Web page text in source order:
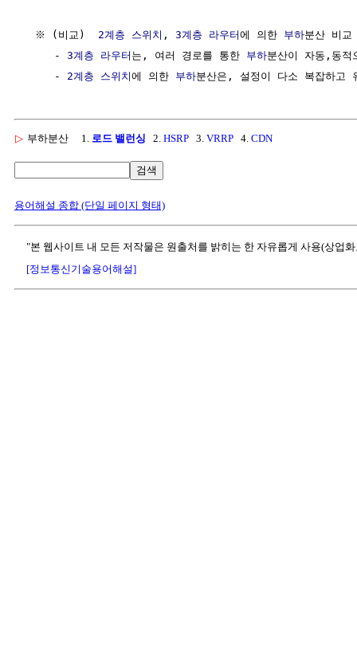
  ※ (비교)
2계층 스위치 , 3계층 라우터에 의한 부하분산 비교
     -
3계층 라우터 는, 여러 경로를 통한 부하분산이 자동,동적
     -
2계층 스위치에 의한 부하
▷ 부하분산 1. 로드 밸런싱 2. HSRP 3. VRRP 4. CDN
검색
용어해설 종합 (단일 페이지 형태)
"본 웹사이트 내 모든 저작물은 원출처를 밝히는 한 자유롭게 사용(상업
[정보통신기술용어해설]